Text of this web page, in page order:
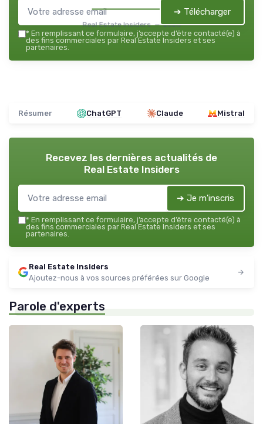
Real Estate Insiders — 2026
➔ Télécharger
* En remplissant ce formulaire, j’accepte d’être contacté(e) à
des fins commerciales par Real Estate Insiders et ses
partenaires.
Résumer ChatGPT Claude Mistral
Recevez les dernières actualités de
Real Estate Insiders
➔ Je m'inscris
* En remplissant ce formulaire, j’accepte d’être contacté(e) à
des fins commerciales par Real Estate Insiders et ses
partenaires.
Real Estate Insiders
Ajoutez-nous à vos sources préférées sur Google
Parole d'experts